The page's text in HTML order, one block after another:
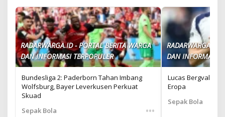
RADARWARGA.ID - PORTAL BERITA WARGA
DAN INFORMASI TERPOPULER
Bundesliga 2: Paderborn Tahan Imbang
Wolfsburg, Bayer Leverkusen Perkuat
Skuad
Sepak Bola
•••
RADARWARGA.ID
DAN INFORMASI
Lucas Bergvall
Eropa
Sepak Bola